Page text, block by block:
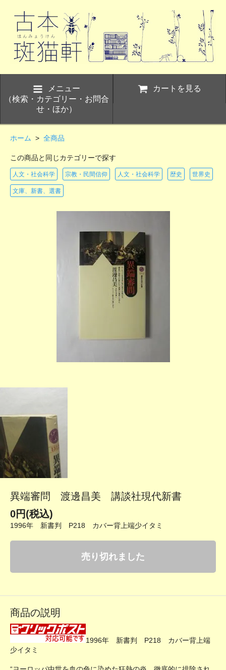
メニュー
（検索・カテゴリー・お問合
せ・ほか）
カートを見る
ホーム > 全商品
この商品と同じカテゴリーで探す
人文・社会科学 宗教・民間信仰 人文・社会科学 歴史 世界史
文庫、新書、選書
異端審問 渡邊昌美 講談社現代新書
0円(税込)
1996年 新書判 P218 カバー背上端少イタミ
売り切れました
商品の説明
1996年 新書判 P218 カバー背上端
少イタミ